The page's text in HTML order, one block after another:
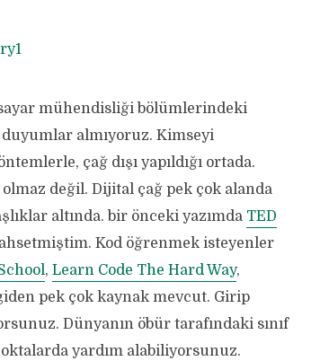
mühendisliği bölümlerindeki
almıyoruz. Kimseyi
çağ dışı yapıldığı ortada.
değil. Dijital çağ pek çok alanda
altında. bir önceki yazımda TED
Kod öğrenmek isteyenler
, Learn Code The Hard Way,
pek çok kaynak mevcut. Girip
Dünyanın öbür tarafındaki sınıf
yardım alabiliyorsunuz.